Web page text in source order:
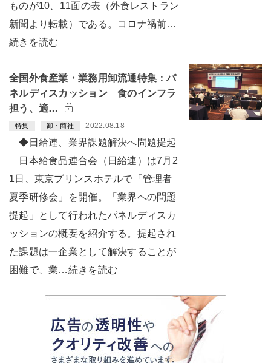
ものが10、11面の表（外食レストラン
新聞より転載）である。コロナ禍前…
続きを読む
全国外食産業・業務用卸流通特集：パ
ネルディスカッション 食のインフラ
担う、適…
特集 卸・商社 2022.08.18
◆日給連、業界課題解決へ問題提起
日本給食品連合会（日給連）は7月2
1日、東京プリンスホテルで「管理者
夏季研修会」を開催。「業界への問題
提起」として行われたパネルディスカ
ッションの概要を紹介する。提起され
た課題は一企業として解決することが
困難で、業…続きを読む